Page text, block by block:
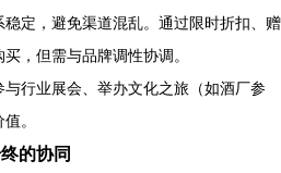
稳定，避免渠道混乱。通过限时折扣、赠
，但需与品牌调性协调。
与行业展会、举办文化之旅（如酒厂参
。
的协同